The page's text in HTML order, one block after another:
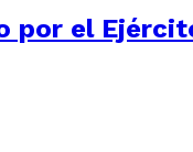
el